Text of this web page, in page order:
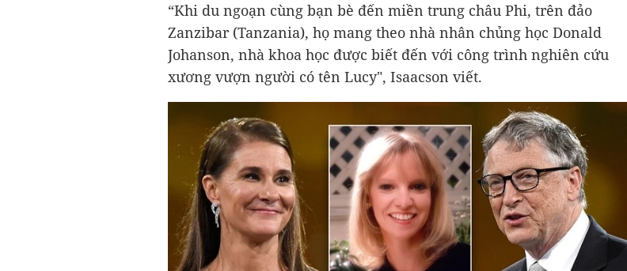
“Khi du ngoạn cùng bạn bè đến miền trung châu Phi, trên đảo
Zanzibar (Tanzania), họ mang theo nhà nhân chủng học Donald
Johanson, nhà khoa học được biết đến với công trình nghiên cứu
xương vượn người có tên Lucy", Isaacson viết.